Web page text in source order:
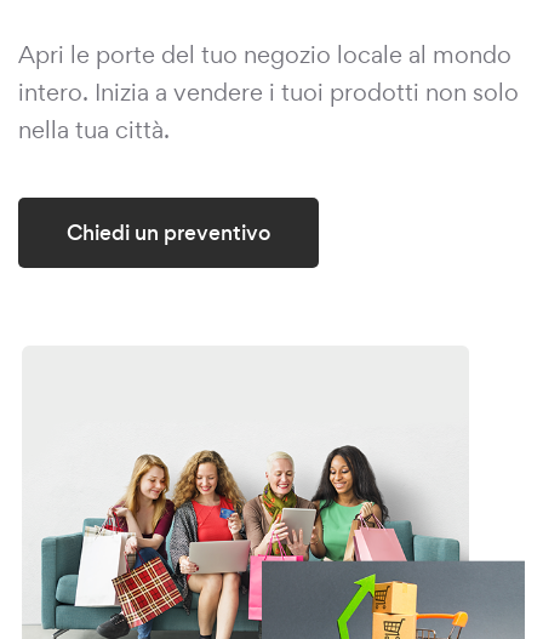
Apri le porte del tuo negozio locale al mondo
intero. Inizia a vendere i tuoi prodotti non solo
nella tua città.
Chiedi un preventivo